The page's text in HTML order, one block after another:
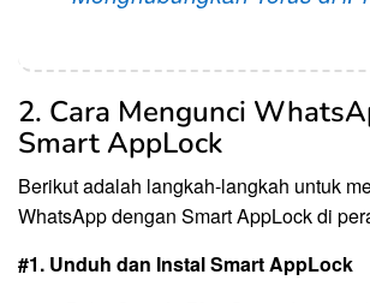
2. Cara Mengunci
Smart AppLock
Berikut adalah langkah-langkah untuk
WhatsApp dengan Smart AppLock di
#1. Unduh dan Instal Smart AppLock